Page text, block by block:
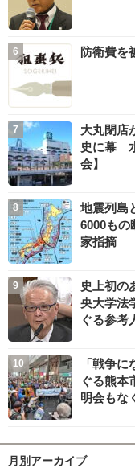
防衛費を
大丸閉店
史に幕
会】
地震列島
6000も
家指摘
史上初の
央大学法
ぐる参考
「戦争
ぐる熊
明会もな
月別アーカイブ